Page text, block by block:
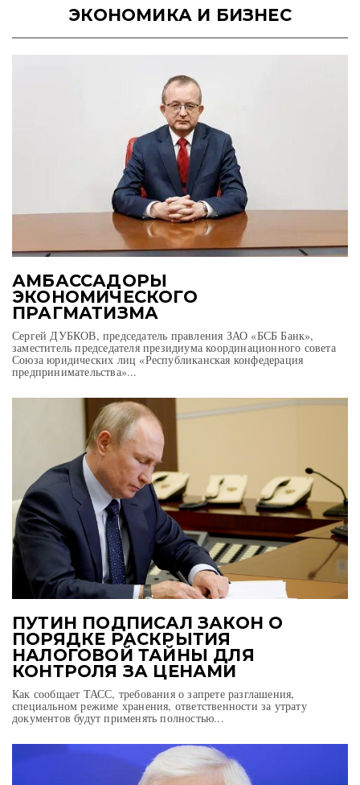
ЭКОНОМИКА И БИЗНЕС
АМБАССАДОРЫ
ЭКОНОМИЧЕСКОГО
ПРАГМАТИЗМА
Сергей ДУБКОВ, председатель правления ЗАО «БСБ Банк»,
заместитель председателя президиума координационного совета
Союза юридических лиц «Республиканская конфедерация
предпринимательства»...
ПУТИН ПОДПИСАЛ ЗАКОН О
ПОРЯДКЕ РАСКРЫТИЯ
НАЛОГОВОЙ ТАЙНЫ ДЛЯ
КОНТРОЛЯ ЗА ЦЕНАМИ
Как сообщает ТАСС, требования о запрете разглашения,
специальном режиме хранения, ответственности за утрату
документов будут применять полностью...